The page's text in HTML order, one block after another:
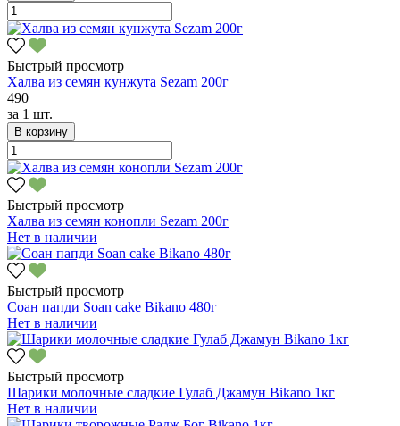
Быстрый просмотр
Халва из семян кунжута Sezam 200г
490
за 1 шт.
В корзину
Быстрый просмотр
Халва из семян конопли Sezam 200г
Нет в наличии
Быстрый просмотр
Соан папди Soan cake Bikano 480г
Нет в наличии
Быстрый просмотр
Шарики молочные сладкие Гулаб Джамун Bikano 1кг
Нет в наличии